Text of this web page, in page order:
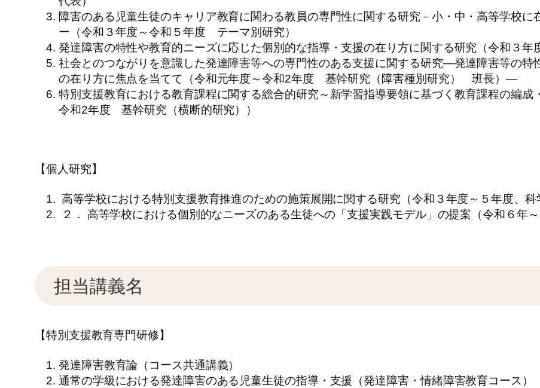
障害のある児童生徒のキャリア教育に関わる教員の専門性に関する研究－小・中・高等学校
ー（令和３年度～令和５年度 テーマ別研究）
発達障害の特性や教育的ニーズに応じた個別的な指導・支援の在り方に関する研究（令和３
社会とのつながりを意識した発達障害等への専門性のある支援に関する研究―発達障害等の特
の在り方に焦点を当てて（令和元年度～令和2年度 基幹研究（障害種別研究） 班長）―
特別支援教育における教育課程に関する総合的研究～新学習指導要領に基づく教育課程の編成
令和2年度 基幹研究（横断的研究））
【個人研究】
高等学校における特別支援教育推進のための施策展開に関する研究（令和３年度～５年度、科
２． 高等学校における個別的なニーズのある生徒への「支援実践モデル」の提案（令和６年
担当講義名
【特別支援教育専門研修】
発達障害教育論（コース共通講義）
通常の学級における発達障害のある児童生徒の指導・支援（発達障害・情緒障害教育コース）